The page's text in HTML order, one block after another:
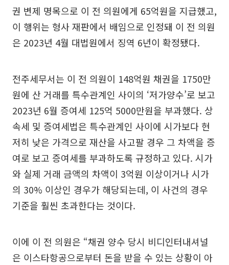
권 변제 명목으로 이 전 의원에게 65억원을 지급했고,
이 행위는 형사 재판에서 배임으로 인정돼 이 전 의원
은 2023년 4월 대법원에서 징역 6년이 확정됐다.
전주세무서는 이 전 의원이 148억원 채권을 1750만
원에 산 거래를 특수관계인 사이의 ‘저가양수’로 보고
2023년 6월 증여세 125억 5000만원을 부과했다. 상
속세 및 증여세법은 특수관계인 사이에 시가보다 현
저히 낮은 가격으로 재산을 사고팔 경우 그 차액을 증
여로 보고 증여세를 부과하도록 규정하고 있다. 시가
와 실제 거래 금액의 차액이 3억원 이상이거나 시가
의 30% 이상인 경우가 해당되는데, 이 사건의 경우
기준을 훨씬 초과한다는 것이다.
이에 이 전 의원은 “채권 양수 당시 비디인터내셔널
은 이스타항공으로부터 돈을 받을 수 있는 상황이 아